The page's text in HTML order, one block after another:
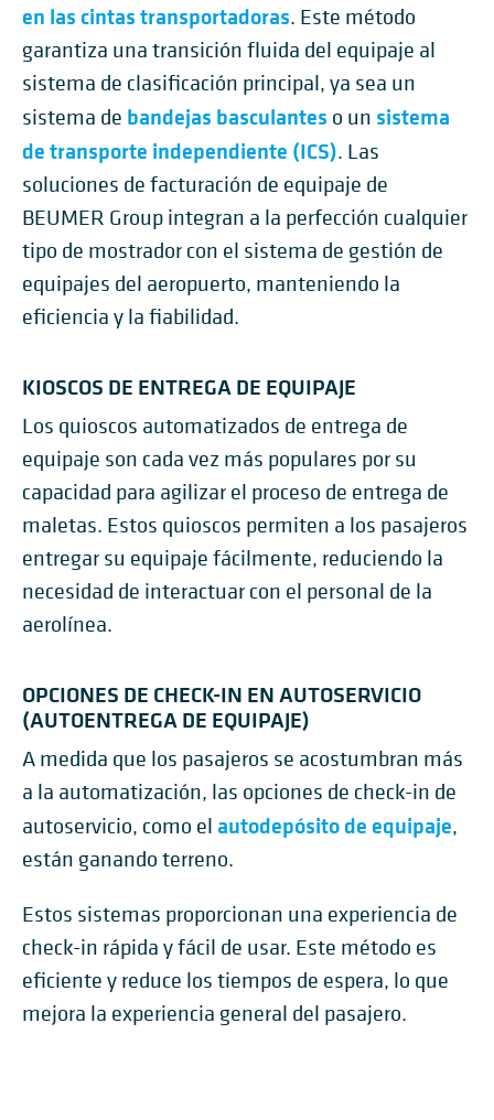
en las cintas transportadoras. Este método
garantiza una transición fluida del equipaje al
sistema de clasificación principal, ya sea un
sistema de bandejas basculantes o un sistema
de transporte independiente (ICS). Las
soluciones de facturación de equipaje de
BEUMER Group integran a la perfección cualquier
tipo de mostrador con el sistema de gestión de
equipajes del aeropuerto, manteniendo la
eficiencia y la fiabilidad.
KIOSCOS DE ENTREGA DE EQUIPAJE
Los quioscos automatizados de entrega de
equipaje son cada vez más populares por su
capacidad para agilizar el proceso de entrega de
maletas. Estos quioscos permiten a los pasajeros
entregar su equipaje fácilmente, reduciendo la
necesidad de interactuar con el personal de la
aerolínea.
OPCIONES DE CHECK-IN EN AUTOSERVICIO
(AUTOENTREGA DE EQUIPAJE)
A medida que los pasajeros se acostumbran más
a la automatización, las opciones de check-in de
autoservicio, como el autodepósito de equipaje,
están ganando terreno.
Estos sistemas proporcionan una experiencia de
check-in rápida y fácil de usar. Este método es
eficiente y reduce los tiempos de espera, lo que
mejora la experiencia general del pasajero.